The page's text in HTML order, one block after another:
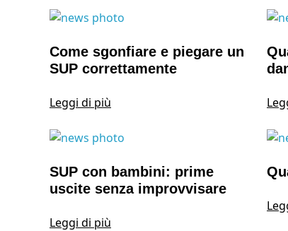
Come sgonfiare e piegare un
SUP correttamente
Leggi di più
SUP con bambini: prime
uscite senza improvvisare
Leggi di più